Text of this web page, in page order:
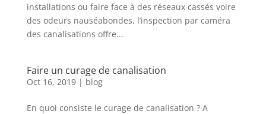
installations ou faire face à des réseaux cassés voire
des odeurs nauséabondes, l’inspection par caméra
des canalisations offre...
Faire un curage de canalisation
Oct 16, 2019| blog
En quoi consiste le curage de canalisation ? A